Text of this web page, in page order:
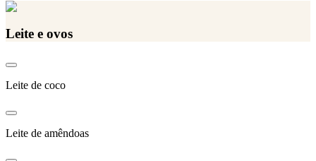
Leite e ovos
Leite de coco
Leite de amêndoas